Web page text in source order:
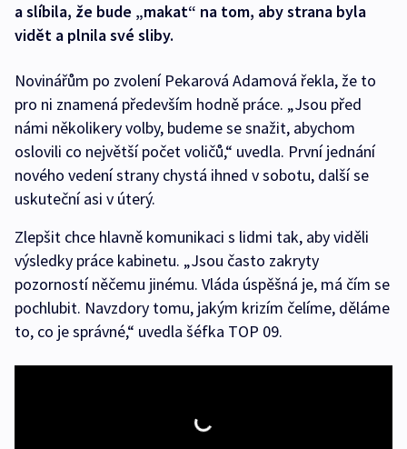
a slíbila, že bude „makat“ na tom, aby strana byla
vidět a plnila své sliby.
Novinářům po zvolení Pekarová Adamová řekla, že to
pro ni znamená především hodně práce. „Jsou před
námi několikery volby, budeme se snažit, abychom
oslovili co největší počet voličů,“ uvedla. První jednání
nového vedení strany chystá ihned v sobotu, další se
uskuteční asi v úterý.
Zlepšit chce hlavně komunikaci s lidmi tak, aby viděli
výsledky práce kabinetu. „Jsou často zakryty
pozorností něčemu jinému. Vláda úspěšná je, má čím se
pochlubit. Navzdory tomu, jakým krizím čelíme, děláme
to, co je správné,“ uvedla šéfka TOP 09.